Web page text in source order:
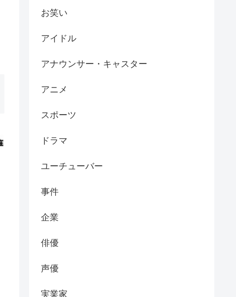
お笑い
アイドル
アナウンサー・キャスター
アニメ
スポーツ
ドラマ
ユーチューバー
事件
企業
俳優
声優
実業家